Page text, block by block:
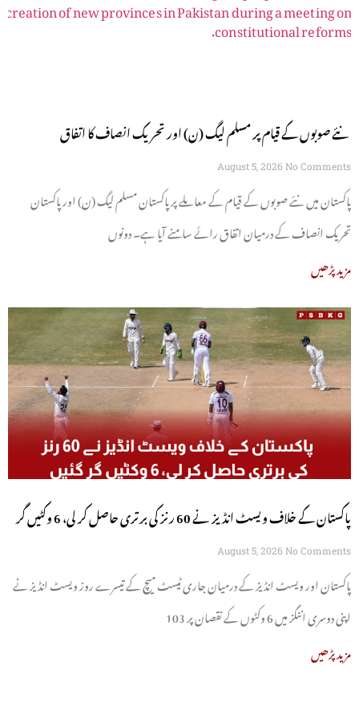
نئے صوبوں کے قیام پر مسلم لیگ (ن) اور تحریک انصاف کا اتفاق
August 5, 2026 No Comments
پاکستان میں نئے صوبوں کے قیام کے معاملے پر پاکستان مسلم لیگ (ن) اور پاکستان
تحریک انصاف کے درمیان اتفاق رائے سامنے آیا ہے۔ دونوں
مزید پڑھیں
پاکستان کے خلاف ویسٹ انڈیز نے 60 رنز کی برتری حاصل کر لی، 6 وکٹیں گر
گئیں
August 5, 2026 No Comments
پاکستان اور ویسٹ انڈیز کے درمیان جاری ٹیسٹ میچ کے تیسرے روز ویسٹ انڈیز نے
اپنی دوسری اننگز میں 6 وکٹوں کے نقصان پر 103
مزید پڑھیں